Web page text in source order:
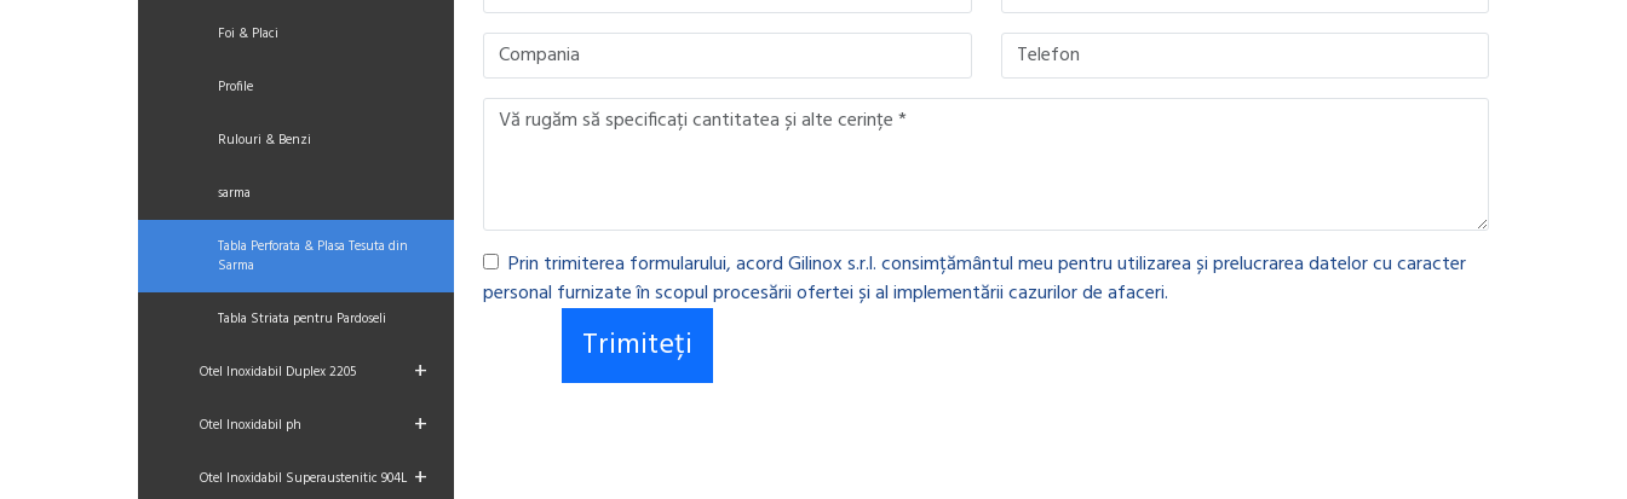
Foi & Placi
Profile
Rulouri & Benzi
sarma
Tabla Perforata & Plasa Tesuta din
Sarma
Tabla Striata pentru Pardoseli
Otel Inoxidabil Duplex 2205 +
Otel Inoxidabil ph +
Otel Inoxidabil Superaustenitic 904L +
Prin trimiterea formularului, acord Gilinox s.r.l. consimțământul meu pentru utilizarea și prelucrarea datelor cu caracter
personal furnizate în scopul procesării ofertei și al implementării cazurilor de afaceri.